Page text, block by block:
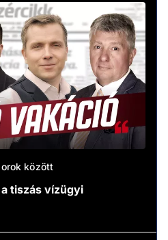
között
tiszás vízügyi